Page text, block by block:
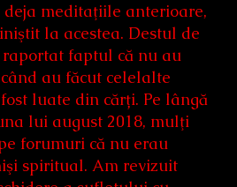
meditaţiile anterioare,
la acestea. Destul de
faptul că nu au
au făcut celelalte
luate din cărți. Pe lângă
lui august 2018, mulţi
forumuri că nu erau
spiritual. Am revizuit